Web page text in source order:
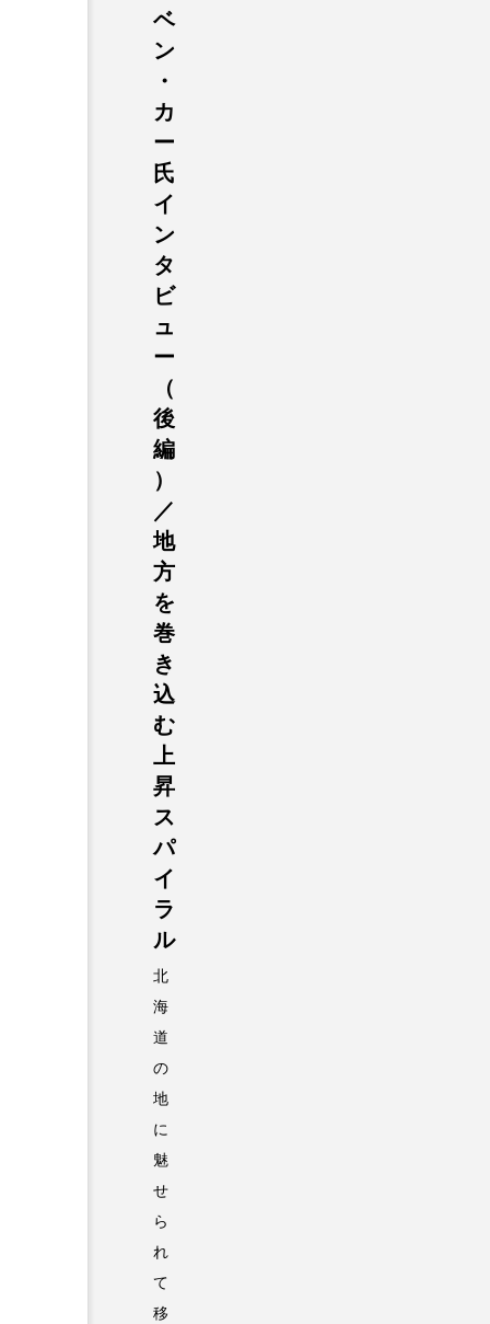
ベ
ン
・
カ
ー
氏
イ
ン
タ
ビ
ュ
ー
（
後
編
）
／
地
方
を
巻
き
込
む
上
昇
ス
パ
イ
ラ
ル
北
海
道
の
地
に
魅
せ
ら
れ
て
移